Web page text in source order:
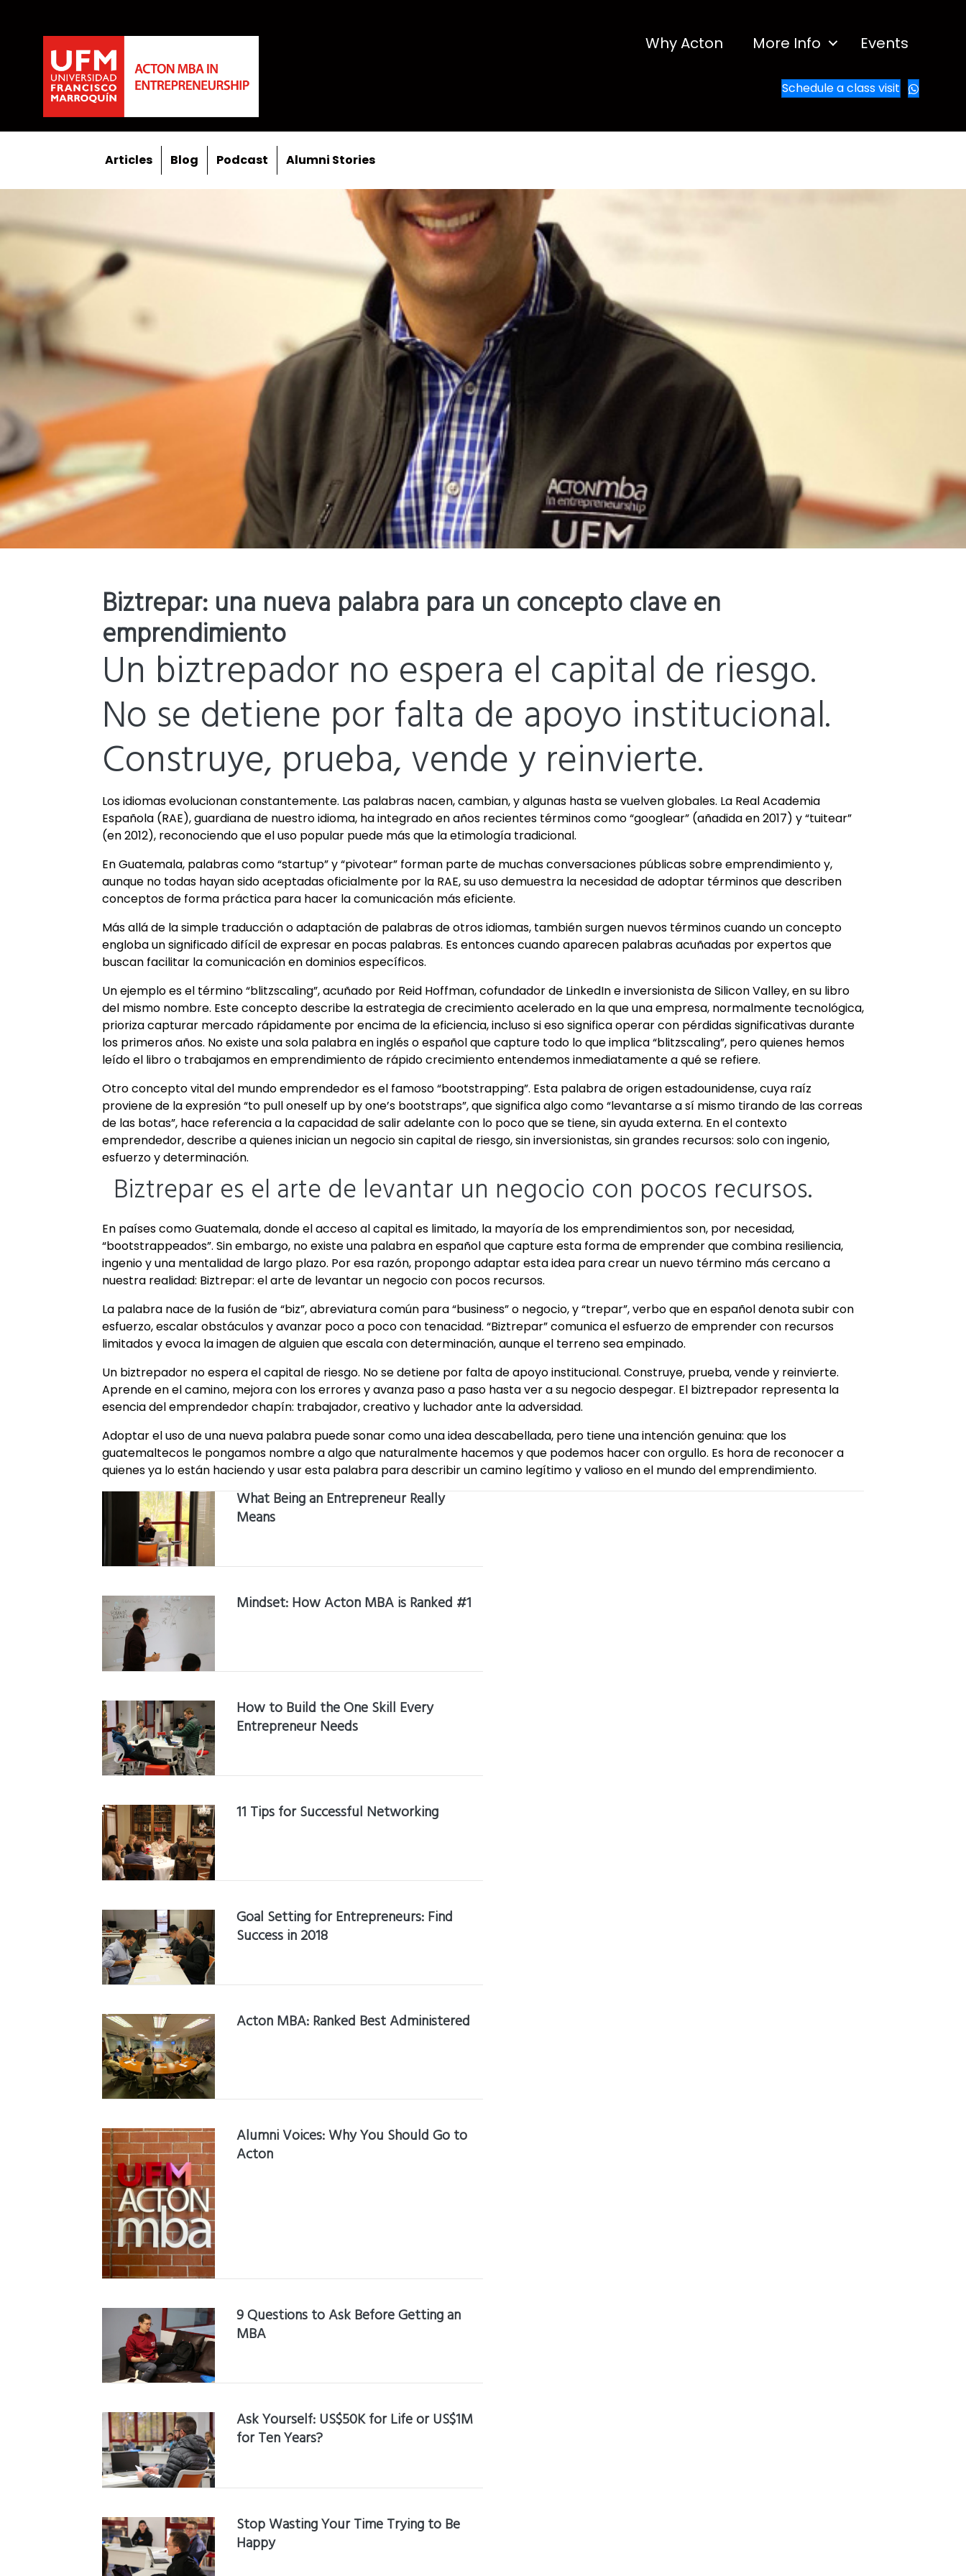
Why Acton More Info Events
Schedule a class visit
Articles Blog Podcast Alumni Stories
Biztrepar: una nueva palabra para un concepto clave en
emprendimiento
Un biztrepador no espera el capital de riesgo.
No se detiene por falta de apoyo institucional.
Construye, prueba, vende y reinvierte.
Los idiomas evolucionan constantemente. Las palabras nacen, cambian, y algunas hasta se vuelven globales. La Real Academia
Española (RAE), guardiana de nuestro idioma, ha integrado en años recientes términos como “googlear” (añadida en 2017) y “tuitear”
(en 2012), reconociendo que el uso popular puede más que la etimología tradicional.
En Guatemala, palabras como “startup” y “pivotear” forman parte de muchas conversaciones públicas sobre emprendimiento y,
aunque no todas hayan sido aceptadas oficialmente por la RAE, su uso demuestra la necesidad de adoptar términos que describen
conceptos de forma práctica para hacer la comunicación más eficiente.
Más allá de la simple traducción o adaptación de palabras de otros idiomas, también surgen nuevos términos cuando un concepto
engloba un significado difícil de expresar en pocas palabras. Es entonces cuando aparecen palabras acuñadas por expertos que
buscan facilitar la comunicación en dominios específicos.
Un ejemplo es el término “blitzscaling”, acuñado por Reid Hoffman, cofundador de LinkedIn e inversionista de Silicon Valley, en su libro
del mismo nombre. Este concepto describe la estrategia de crecimiento acelerado en la que una empresa, normalmente tecnológica,
prioriza capturar mercado rápidamente por encima de la eficiencia, incluso si eso significa operar con pérdidas significativas durante
los primeros años. No existe una sola palabra en inglés o español que capture todo lo que implica “blitzscaling”, pero quienes hemos
leído el libro o trabajamos en emprendimiento de rápido crecimiento entendemos inmediatamente a qué se refiere.
Otro concepto vital del mundo emprendedor es el famoso “bootstrapping”. Esta palabra de origen estadounidense, cuya raíz
proviene de la expresión “to pull oneself up by one’s bootstraps”, que significa algo como “levantarse a sí mismo tirando de las correas
de las botas”, hace referencia a la capacidad de salir adelante con lo poco que se tiene, sin ayuda externa. En el contexto
emprendedor, describe a quienes inician un negocio sin capital de riesgo, sin inversionistas, sin grandes recursos: solo con ingenio,
esfuerzo y determinación.
Biztrepar es el arte de levantar un negocio con pocos recursos.
En países como Guatemala, donde el acceso al capital es limitado, la mayoría de los emprendimientos son, por necesidad,
“bootstrappeados”. Sin embargo, no existe una palabra en español que capture esta forma de emprender que combina resiliencia,
ingenio y una mentalidad de largo plazo. Por esa razón, propongo adaptar esta idea para crear un nuevo término más cercano a
nuestra realidad: Biztrepar: el arte de levantar un negocio con pocos recursos.
La palabra nace de la fusión de “biz”, abreviatura común para “business” o negocio, y “trepar”, verbo que en español denota subir con
esfuerzo, escalar obstáculos y avanzar poco a poco con tenacidad. “Biztrepar” comunica el esfuerzo de emprender con recursos
limitados y evoca la imagen de alguien que escala con determinación, aunque el terreno sea empinado.
Un biztrepador no espera el capital de riesgo. No se detiene por falta de apoyo institucional. Construye, prueba, vende y reinvierte.
Aprende en el camino, mejora con los errores y avanza paso a paso hasta ver a su negocio despegar. El biztrepador representa la
esencia del emprendedor chapín: trabajador, creativo y luchador ante la adversidad.
Adoptar el uso de una nueva palabra puede sonar como una idea descabellada, pero tiene una intención genuina: que los
guatemaltecos le pongamos nombre a algo que naturalmente hacemos y que podemos hacer con orgullo. Es hora de reconocer a
quienes ya lo están haciendo y usar esta palabra para describir un camino legítimo y valioso en el mundo del emprendimiento.
What Being an Entrepreneur Really
Means
Mindset: How Acton MBA is Ranked #1
How to Build the One Skill Every
Entrepreneur Needs
11 Tips for Successful Networking
Goal Setting for Entrepreneurs: Find
Success in 2018
Acton MBA: Ranked Best Administered
Alumni Voices: Why You Should Go to
Acton
9 Questions to Ask Before Getting an
MBA
Ask Yourself: US$50K for Life or US$1M
for Ten Years?
Stop Wasting Your Time Trying to Be
Happy